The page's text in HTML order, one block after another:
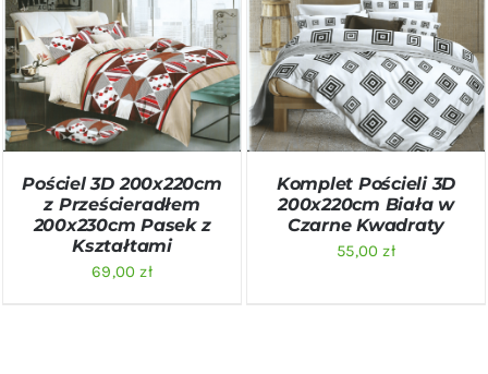
DODAJ DO KOSZYKA
/
SZCZEGÓŁY
Pościel 3D 200x220cm
z Prześcieradłem
200x230cm Pasek z
Kształtami
69,00zł
DODAJ DO KOSZYKA
/
SZCZEGÓŁY
Komplet Pościeli 3D
200x220cm Biała w
Czarne Kwadraty
55,00zł